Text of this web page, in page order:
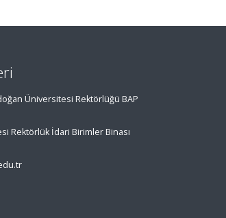
Üniversitesi Rektörlüğü BAP
Rektörlük İdari Birimler Binası